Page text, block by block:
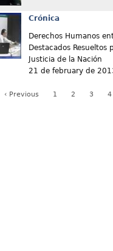
Crónica
Derechos Humanos
Destacados Resueltos
Justicia de la Nación
21 de february de
‹ Previous 1 2 3
4